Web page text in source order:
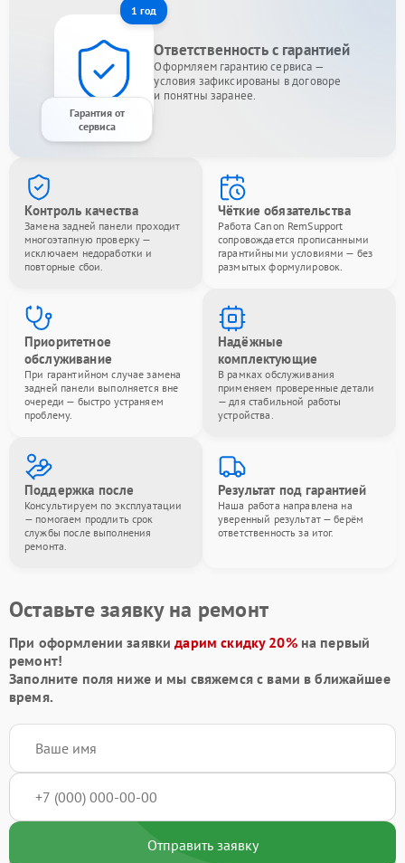
1 год
Гарантия от
сервиса
Ответственность с гарантией
Оформляем гарантию сервиса —
условия зафиксированы в договоре
и понятны заранее.
Контроль качества
Замена задней панели проходит
многоэтапную проверку —
исключаем недоработки и
повторные сбои.
Чёткие обязательства
Работа Canon RemSupport
сопровождается прописанными
гарантийными условиями — без
размытых формулировок.
Приоритетное
обслуживание
При гарантийном случае замена
задней панели выполняется вне
очереди — быстро устраняем
проблему.
Надёжные
комплектующие
В рамках обслуживания
применяем проверенные детали
— для стабильной работы
устройства.
Поддержка после
Консультируем по эксплуатации
— помогаем продлить срок
службы после выполнения
ремонта.
Результат под гарантией
Наша работа направлена на
уверенный результат — берём
ответственность за итог.
Оставьте заявку на ремонт
При оформлении заявкидарим скидку 20%на первый
ремонт!
Заполните поля ниже и мы свяжемся с вами в ближайшее
время.
Отправить заявку